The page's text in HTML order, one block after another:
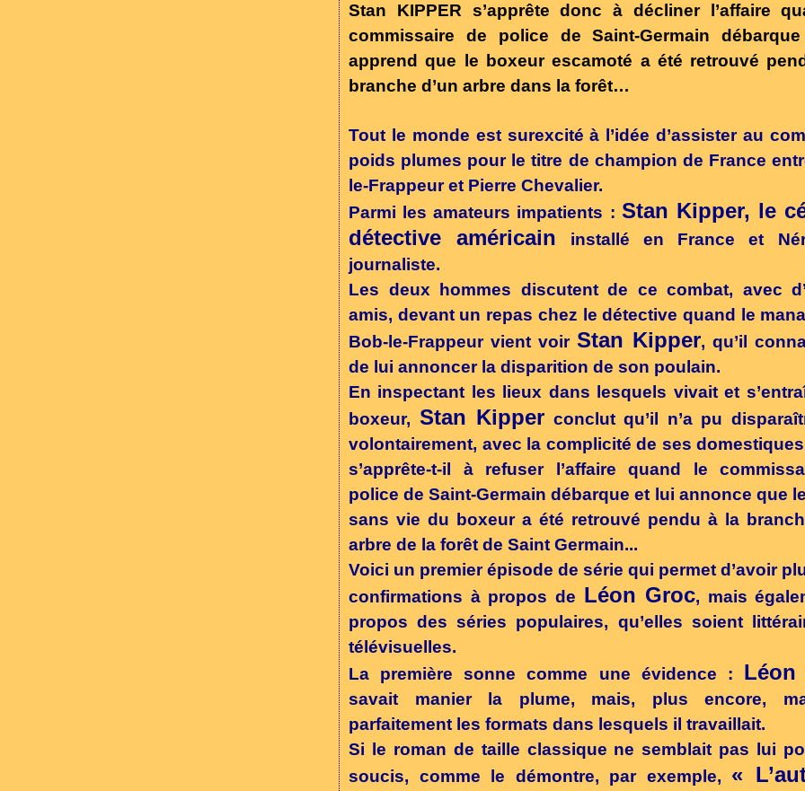
Stan KIPPER s’apprête donc à décliner l’affaire
commissaire de police de Saint-Germain
apprend que le boxeur escamoté a été retrouvé
branche d’un arbre dans la forêt…
Tout le monde est surexcité à l’idée d’assister au
poids plumes pour le titre de champion de France
le-Frappeur et Pierre Chevalier.
Parmi les amateurs impatients : Stan Kipper, le
détective américain installé en France et
journaliste.
Les deux hommes discutent de ce combat, avec
amis, devant un repas chez le détective quand le
Bob-le-Frappeur vient voir Stan Kipper, qu’il
de lui annoncer la disparition de son poulain.
En inspectant les lieux dans lesquels vivait et
boxeur, Stan Kipper conclut qu’il n’a pu
volontairement, avec la complicité de ses
s’apprête-t-il à refuser l’affaire quand le
police de Saint-Germain débarque et lui annonce que
sans vie du boxeur a été retrouvé pendu à la
arbre de la forêt de Saint Germain...
Voici un premier épisode de série qui permet d’avoir
confirmations à propos de Léon Groc, mais
propos des séries populaires, qu’elles soient
télévisuelles.
La première sonne comme une évidence : Léon
savait manier la plume, mais, plus encore,
parfaitement les formats dans lesquels il travaillait.
Si le roman de taille classique ne semblait pas lui
soucis, comme le démontre, par exemple, «